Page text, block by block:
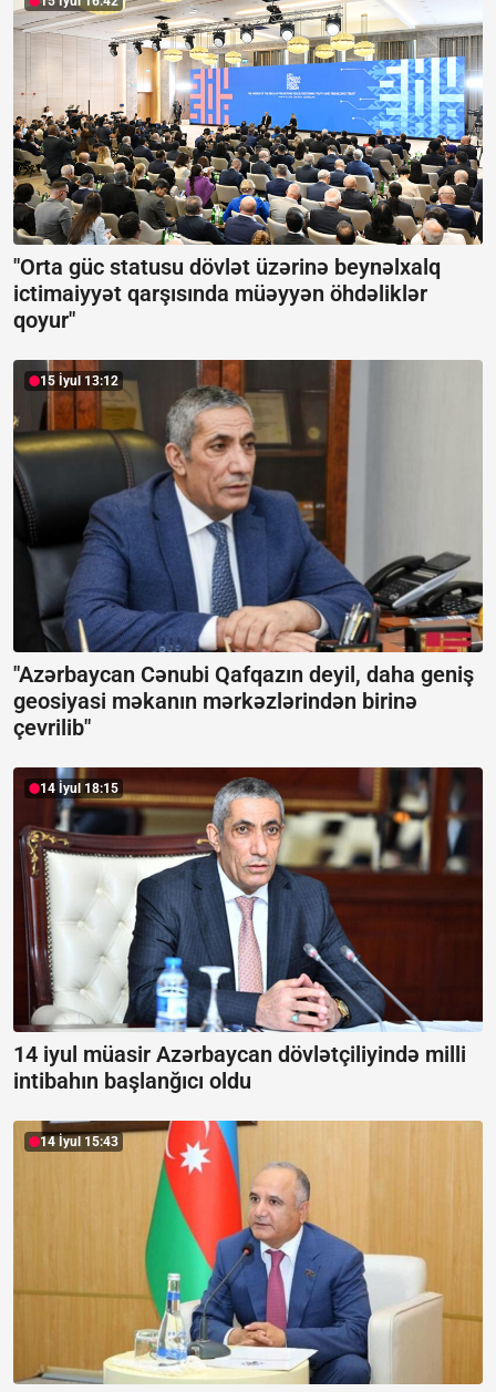
"Orta güc statusu dövlət üzərinə beynəlxalq
ictimaiyyət qarşısında müəyyən öhdəliklər
qoyur"
15 İyul 13:12
"Azərbaycan Cənubi Qafqazın deyil, daha geniş
geosiyasi məkanın mərkəzlərindən birinə
çevrilib"
14 İyul 18:15
14 iyul müasir Azərbaycan dövlətçiliyində milli
intibahın başlanğıcı oldu
14 İyul 15:43